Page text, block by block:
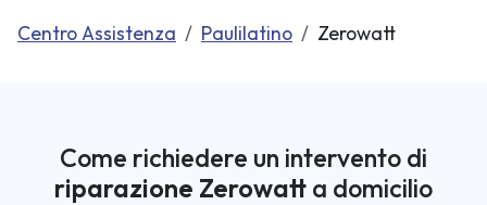
Centro Assistenza Paulilatino Zerowatt
Come richiedere un intervento di
riparazione Zerowatt a domicilio